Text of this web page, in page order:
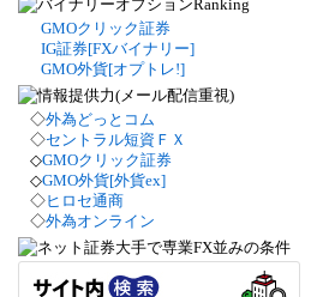
GMOクリック証券
IG証券[FXバイナリー]
GMO外貨[オプトレ!]
◇外為どっとコム
◇セントラル短資ＦＸ
◇GMOクリック証券
◇GMO外貨[外貨ex]
◇ヒロセ通商
◇外為オンライン